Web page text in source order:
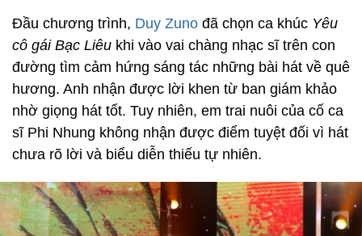
Đầu chương trình, Duy Zuno đã chọn ca khúc Yêu
cô gái Bạc Liêu khi vào vai chàng nhạc sĩ trên con
đường tìm cảm hứng sáng tác những bài hát về quê
hương. Anh nhận được lời khen từ ban giám khảo
nhờ giọng hát tốt. Tuy nhiên, em trai nuôi của cố ca
sĩ Phi Nhung không nhận được điểm tuyệt đối vì hát
chưa rõ lời và biểu diễn thiếu tự nhiên.